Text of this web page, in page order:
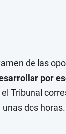
de las
por
Tribunal
dos